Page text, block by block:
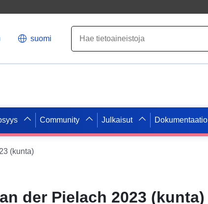
suomi
Community Julkaisut Dokumentaatio
(kunta)
der Pielach 2023 (kunta)